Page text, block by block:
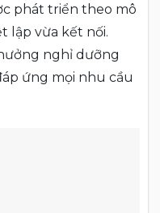
phát triển theo mô
lập vừa kết nối.
nghỉ dưỡng
ứng mọi nhu cầu